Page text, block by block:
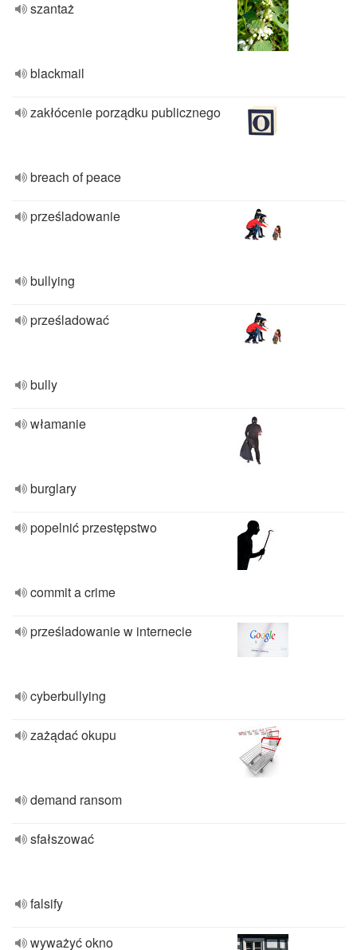
szantaż
blackmail
zakłócenie porządku publicznego
breach of peace
prześladowanie
bullying
prześladować
bully
włamanie
burglary
popelnić przestępstwo
commit a crime
prześladowanie w internecie
cyberbullying
zażądać okupu
demand ransom
sfałszować
falsify
wyważyć okno